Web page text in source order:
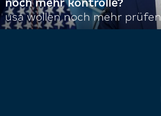
noch mehr kontrolle?
usa wollen noch mehr prüfen